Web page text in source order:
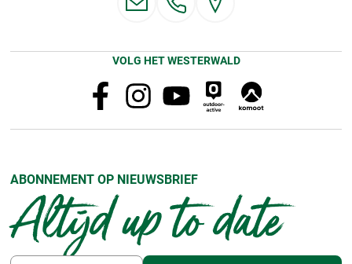
VOLG HET WESTERWALD
ABONNEMENT OP NIEUWSBRIEF
Altijd up to date